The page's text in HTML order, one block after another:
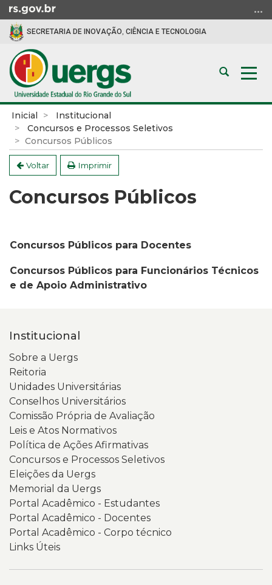
para
conteúdo
para
menu
para
busca
SECRETARIA DE INOVAÇÃO, CIÊNCIA E TECNOLOGIA
Abrir
busca
Início
conteúdo
Inicial
Institucional
Concursos e Processos Seletivos
Concursos Públicos
Voltar Imprimir
Concursos Públicos
Concursos Públicos para Docentes
Concursos Públicos para Funcionários Técnicos
e de Apoio Administrativo
Institucional
Sobre a Uergs
Reitoria
Unidades Universitárias
Conselhos Universitários
Comissão Própria de Avaliação
Leis e Atos Normativos
Política de Ações Afirmativas
Concursos e Processos Seletivos
Eleições da Uergs
Memorial da Uergs
Portal Acadêmico - Estudantes
Portal Acadêmico - Docentes
Portal Acadêmico - Corpo técnico
Links Úteis